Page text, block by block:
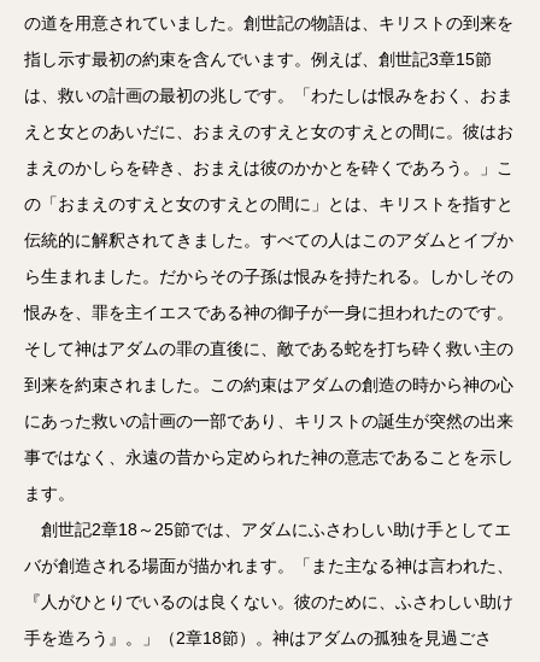
の道を用意されていました。創世記の物語は、キリストの到来を
指し示す最初の約束を含んでいます。例えば、創世記3章15節
は、救いの計画の最初の兆しです。「わたしは恨みをおく、おま
えと女とのあいだに、おまえのすえと女のすえとの間に。彼はお
まえのかしらを砕き、おまえは彼のかかとを砕くであろう。」こ
の「おまえのすえと女のすえとの間に」とは、キリストを指すと
伝統的に解釈されてきました。すべての人はこのアダムとイブか
ら生まれました。だからその子孫は恨みを持たれる。しかしその
恨みを、罪を主イエスである神の御子が一身に担われたのです。
そして神はアダムの罪の直後に、敵である蛇を打ち砕く救い主の
到来を約束されました。この約束はアダムの創造の時から神の心
にあった救いの計画の一部であり、キリストの誕生が突然の出来
事ではなく、永遠の昔から定められた神の意志であることを示し
ます。
創世記2章18～25節では、アダムにふさわしい助け手としてエ
バが創造される場面が描かれます。「また主なる神は言われた、
『人がひとりでいるのは良くない。彼のために、ふさわしい助け
手を造ろう』。」（2章18節）。神はアダムの孤独を見過ごさ